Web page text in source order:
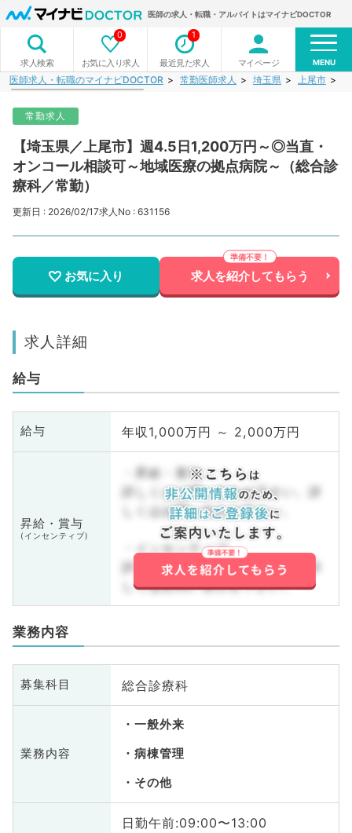
医師の求人・転職・アルバイトはマイナビDOCTOR
求人検索 お気に入り求人
0
最近見た求人
1
マイページ MENU
医師求人・転職のマイナビDOCTOR 常勤医師求人 埼玉県 上尾市
常勤求人
【埼玉県／上尾市】週4.5日1,200万円～◎当直・
オンコール相談可～地域医療の拠点病院～（総合診
療科／常勤）
更新日 : 2026/02/17求人No : 631156
お気に入り 求人を紹介してもらう
求人詳細
給与
給与 年収1,000万円 ～ 2,000万円
昇給・賞与
(インセンティブ)
・昇給・賞与
詳しくはお問い合わせ下さい。詳
しくはお問い合わせ下さい。
・インセンティブ
詳しくはお問い合わせ下さい。詳
しくはお問い合わせ下さい。
業務内容
募集科目 総合診療科
業務内容
一般外来
病棟管理
その他
日勤午前:09:00〜13:00